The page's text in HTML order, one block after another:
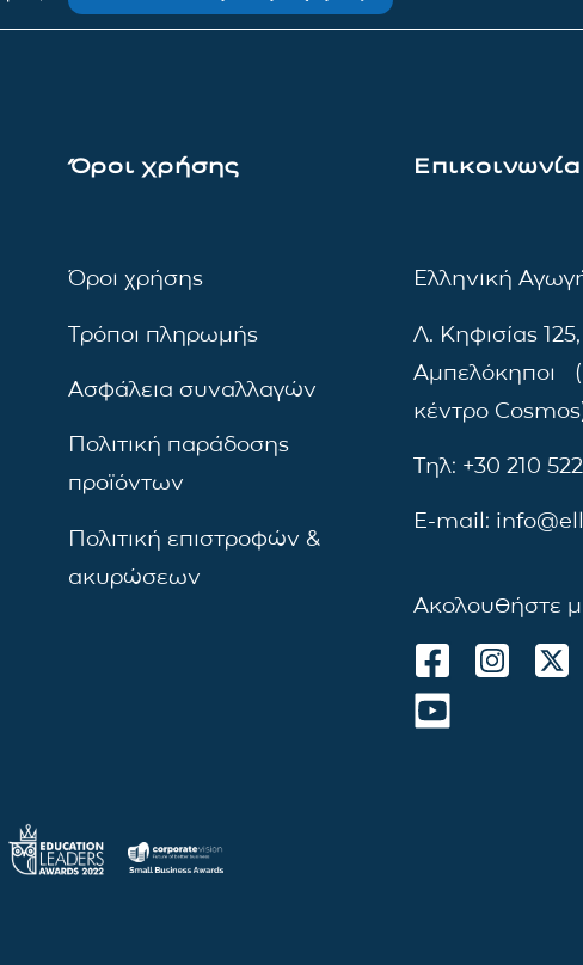
Όροι χρήσης
Όροι χρήσης
Τρόποι πληρωμής
Ασφάλεια συναλλαγών
Πολιτική παράδοσης
προϊόντων
Πολιτική επιστροφών &
ακυρώσεων
Επικοινωνία
Ελληνική
Λ. Κηφισίας
Αμπελόκηποι
κέντρο
Τηλ: +30 210
E-mail:
Ακολουθήστε